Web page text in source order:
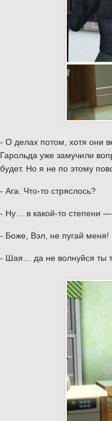
- О делах потом, хотя они
Гарольда уже замучили
будет. Но я не по этому
- Ага. Что-то стряслось?
- Ну… в какой-то степени —
- Боже, Вэл, не пугай меня!
- Шая… да не волнуйся ты